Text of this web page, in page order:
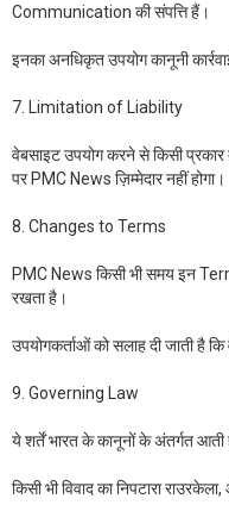
Communication की संपत्ति हैं।
इनका अनधिकृत उपयोग कानूनी
7. Limitation of Liability
वेबसाइट उपयोग करने से किसी
पर PMC News ज़िम्मेदार नहीं होगा।
8. Changes to Terms
PMC News किसी भी समय इन
रखता है।
उपयोगकर्ताओं को सलाह दी जाती है
9. Governing Law
ये शर्तें भारत के कानूनों के अंतर्गत आती
किसी भी विवाद का निपटारा